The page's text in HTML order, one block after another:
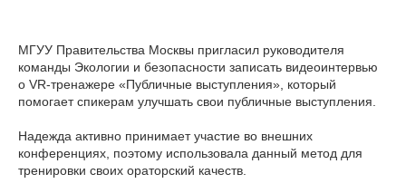
МГУУ Правительства Москвы пригласил руководителя
команды Экологии и безопасности записать видеоинтервью
о VR-тренажере «Публичные выступления», который
помогает спикерам улучшать свои публичные выступления.
Надежда активно принимает участие во внешних
конференциях, поэтому использовала данный метод для
тренировки своих ораторский качеств.